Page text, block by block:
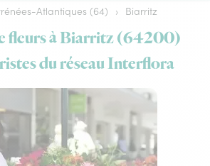
Atlantiques (64) › Biarritz
fleurs à Biarritz (64200)
du réseau Interflora